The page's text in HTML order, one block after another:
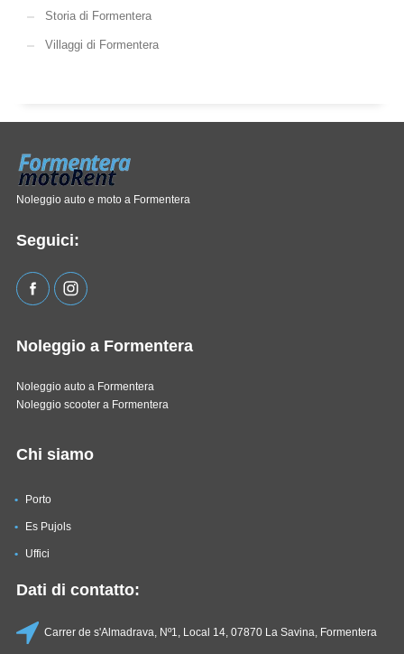
Storia di Formentera
Villaggi di Formentera
Noleggio auto e moto a Formentera
Seguici:
Noleggio a Formentera
Noleggio auto a Formentera
Noleggio scooter a Formentera
Chi siamo
Porto
Es Pujols
Uffici
Dati di contatto:
Carrer de s'Almadrava, Nº1, Local 14, 07870 La Savina, Formentera